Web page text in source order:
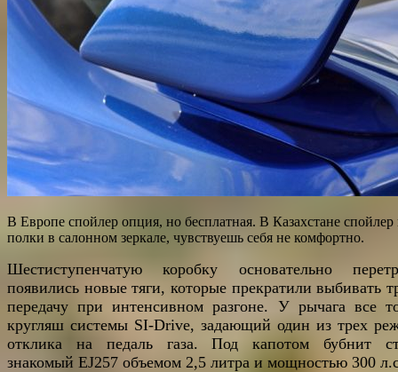
В Европе спойлер опция, но бесплатная. В Казахстане
полки в салонном зеркале, чувствуешь себя не комфортно.
Шестиступенчатую коробку основательно
появились новые тяги, которые прекратили выбивать
передачу при интенсивном разгоне. У рычага все
кругляш системы SI-Drive, задающий один из трех
отклика на педаль газа. Под капотом бубнит
знакомый EJ257 объемом 2,5 литра и мощностью 300